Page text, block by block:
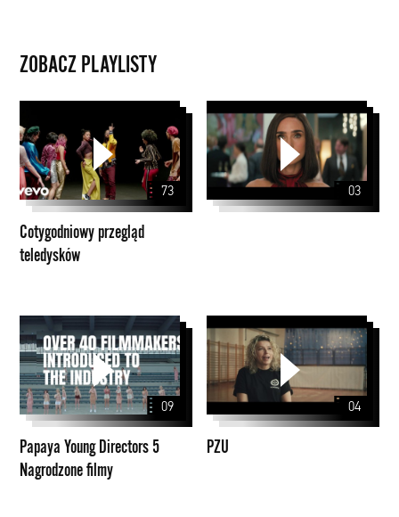
ZOBACZ PLAYLISTY
przegląd
teledysków
73
Cotygodniowy przegląd
teledysków
03
Papaya
Young
Directors
5
Nagrodzone
09
Papaya Young Directors 5
Nagrodzone filmy
PZU
04
PZU